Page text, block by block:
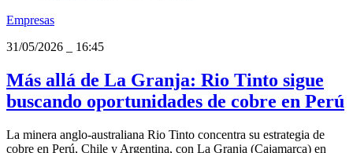
Empresas
31/05/2026_16:45